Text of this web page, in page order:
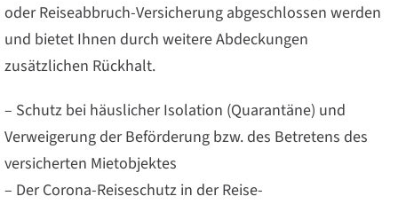
oder Reiseabbruch-Versicherung abgeschlossen werden
und bietet Ihnen durch weitere Abdeckungen
zusätzlichen Rückhalt.
– Schutz bei häuslicher Isolation (Quarantäne) und
Verweigerung der Beförderung bzw. des Betretens des
versicherten Mietobjektes
– Der Corona-Reiseschutz in der Reise-